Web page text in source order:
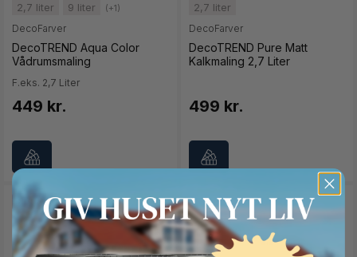
2,7 liter 9 liter (+1)
DecoFarver
DecoTREND Aqua Color
Vådrumsmaling
F.eks. 2,7 Liter
449 kr.
2,7 liter
DecoFarver
DecoTREND Pure Matt
Kalkmaling 2,7 Liter
499 kr.
SPAR 36%